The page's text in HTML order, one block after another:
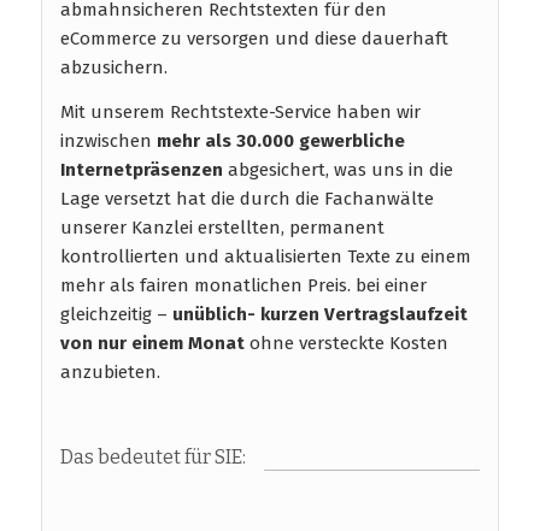
abmahnsicheren Rechtstexten für den
eCommerce zu versorgen und diese dauerhaft
abzusichern.
Mit unserem Rechtstexte-Service haben wir
inzwischen mehr als 30.000 gewerbliche
Internetpräsenzen abgesichert, was uns in die
Lage versetzt hat die durch die Fachanwälte
unserer Kanzlei erstellten, permanent
kontrollierten und aktualisierten Texte zu einem
mehr als fairen monatlichen Preis. bei einer
gleichzeitig – unüblich- kurzen Vertragslaufzeit
von nur einem Monat ohne versteckte Kosten
anzubieten.
Das bedeutet für SIE: